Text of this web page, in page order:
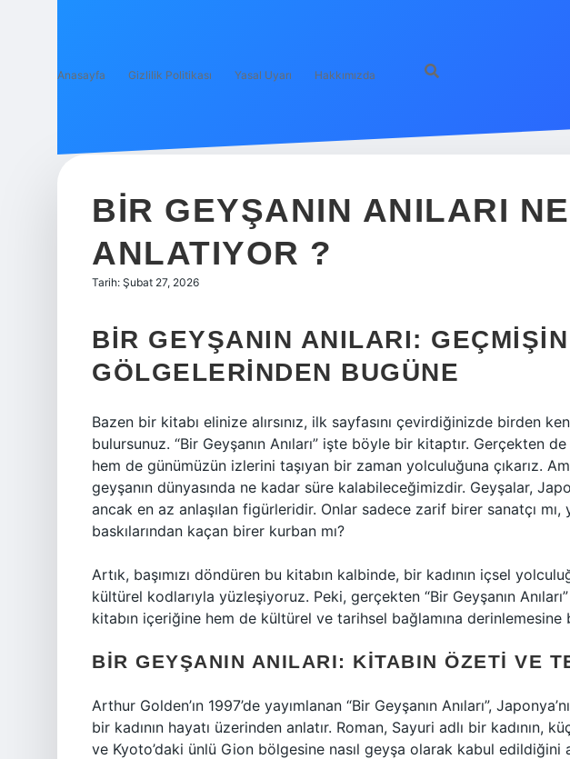
Anasayfa Gizlilik Politikası Yasal Uyarı Hakkımızda
BIR GEYŞANIN ANILARI NE
ANLATIYOR ?
Tarih: Şubat 27, 2026
BIR GEYŞANIN ANILARI: GEÇMIŞIN
GÖLGELERINDEN BUGÜNE
Bazen bir kitabı elinize alırsınız, ilk sayfasını çevirdiğinizde birden
bulursunuz. “Bir Geyşanın Anıları” işte böyle bir kitaptır. Gerçekten
hem de günümüzün izlerini taşıyan bir zaman yolculuğuna çıkarız.
geyşanın dünyasında ne kadar süre kalabileceğimizdir. Geyşalar,
ancak en az anlaşılan figürleridir. Onlar sadece zarif birer sanatçı mı,
baskılarından kaçan birer kurban mı?
Artık, başımızı döndüren bu kitabın kalbinde, bir kadının içsel
kültürel kodlarıyla yüzleşiyoruz. Peki, gerçekten “Bir Geyşanın
kitabın içeriğine hem de kültürel ve tarihsel bağlamına derinlemesine
BIR GEYŞANIN ANILARI: KITABIN ÖZETI VE
Arthur Golden’ın 1997’de yayımlanan “Bir Geyşanın Anıları”,
bir kadının hayatı üzerinden anlatır. Roman, Sayuri adlı bir kadının,
ve Kyoto’daki ünlü Gion bölgesine nasıl geyşa olarak kabul